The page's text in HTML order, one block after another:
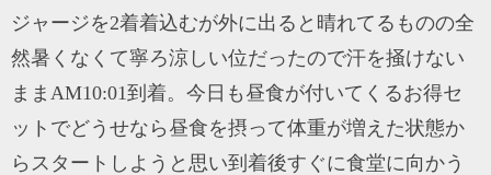
ジャージを2着着込むが外に出ると晴れてるものの全
然暑くなくて寧ろ涼しい位だったので汗を掻けない
ままAM10:01到着。今日も昼食が付いてくるお得セ
ットでどうせなら昼食を摂って体重が増えた状態か
らスタートしようと思い到着後すぐに食堂に向かう